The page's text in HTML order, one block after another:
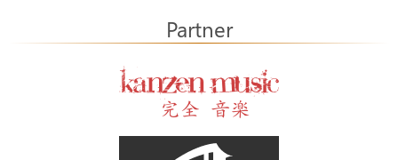
Partner